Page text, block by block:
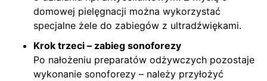
domowej pielęgnacji można wykorzystać
specjalne żele do zabiegów z ultradźwiękami.
Krok trzeci – zabieg sonoforezy
Po nałożeniu preparatów odżywczych pozostaje
wykonanie sonoforezy – należy przyłożyć